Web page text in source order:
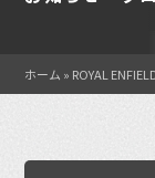
ホーム » ROYAL